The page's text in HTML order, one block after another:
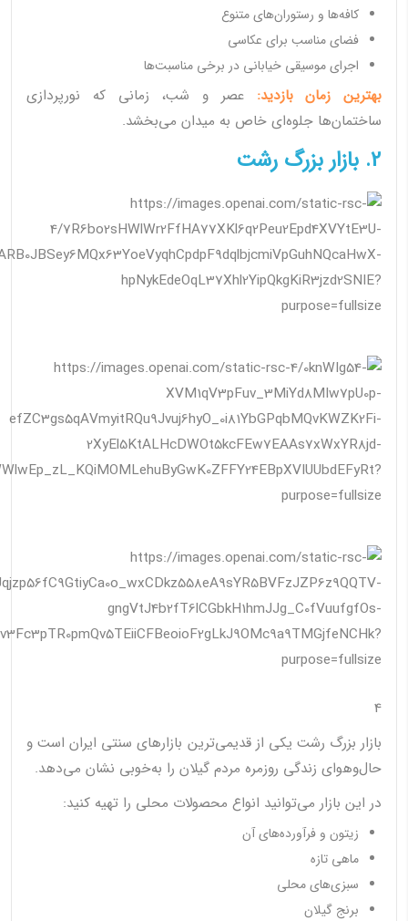
کافه‌ها و رستوران‌های متنوع
فضای مناسب برای عکاسی
اجرای موسیقی خیابانی در برخی مناسبت‌ها
بهترین زمان بازدید: عصر و شب، زمانی که نورپردازی
ساختمان‌ها جلوه‌ای خاص به میدان می‌بخشد.
2. بازار بزرگ رشت
4
بازار بزرگ رشت یکی از قدیمی‌ترین بازارهای سنتی ایران است و
حال‌وهوای زندگی روزمره مردم گیلان را به‌خوبی نشان می‌دهد.
در این بازار می‌توانید انواع محصولات محلی را تهیه کنید:
زیتون و فرآورده‌های آن
ماهی تازه
سبزی‌های محلی
برنج گیلان